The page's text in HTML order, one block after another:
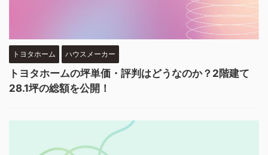
トヨタホーム ハウスメーカー
トヨタホームの坪単価・評判はどうなのか？2階建て
28.1坪の総額を公開！